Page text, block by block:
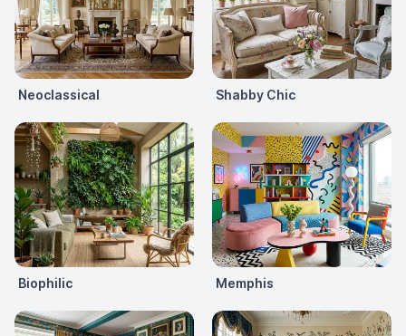
Neoclassical Shabby Chic
Biophilic Memphis